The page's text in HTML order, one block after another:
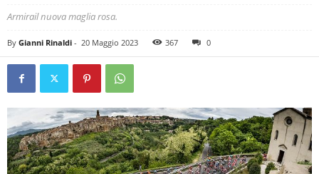
Armirail nuova maglia rosa.
By Gianni Rinaldi - 20 Maggio 2023 367 0